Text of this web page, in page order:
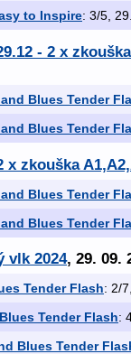
to Inspire: 3/5,
- 2 x
Blues Tender
Blues Tender
x zkouška
Blues Tender
Blues Tender
vlk 2024, 29. 09.
Tender Flash: 2/
Tender Flash:
Blues Tender